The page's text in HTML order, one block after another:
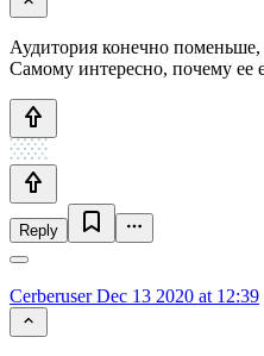
Аудитория конечно
Самому интересно, почему ее
Reply
CerberuserDec 13 2020 at 12:39